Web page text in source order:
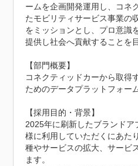
ームを企画開発運用し、コネ
たモビリティサービス事業の
をミッションとし、プロ意識
提供し社会へ貢献することを
【部門概要】
コネクティッドカーから取得
ためのデータプラットフォー
【採用目的・背景】
2025年に刷新したブランドア
様に利用していただくにあた
種やサービスの拡大、サービ
ます。